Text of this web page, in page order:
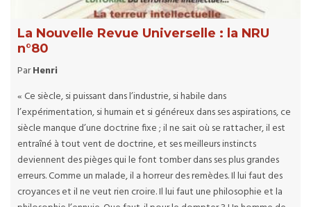
La Nouvelle Revue Universelle : la NRU
n°80
ParHenri
« Ce siècle, si puissant dans l’industrie, si habile dans
l’expérimentation, si humain et si généreux dans ses aspirations, ce
siècle manque d’une doctrine fixe ; il ne sait où se rattacher, il est
entraîné à tout vent de doctrine, et ses meilleurs instincts
deviennent des pièges qui le font tomber dans ses plus grandes
erreurs. Comme un malade, il a horreur des remèdes. Il lui faut des
croyances et il ne veut rien croire. Il lui faut une philosophie et la